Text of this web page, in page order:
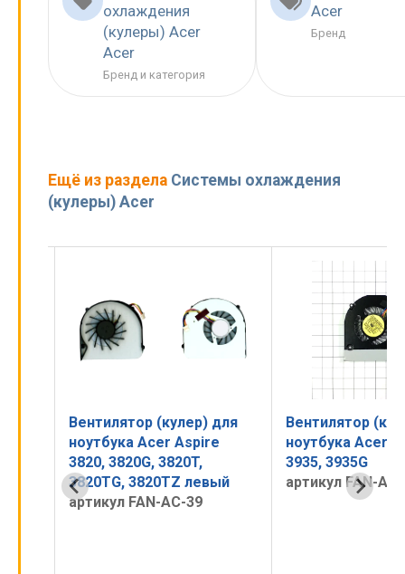
охлаждения
(кулеры) Acer
Acer
Бренд и категория
Acer
Бренд
Ещё из раздела Системы охлаждения
(кулеры) Acer
Вентилятор (кулер) для
ноутбука Acer Aspire
3935, 3935G
артикул FAN-A3935
Вентилятор
ноутбука Acer
4330, 4730,
артикул FAN-